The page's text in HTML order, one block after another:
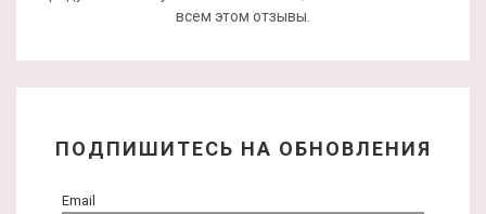
всем этом отзывы.
ПОДПИШИТЕСЬ НА ОБНОВЛЕНИЯ
Email